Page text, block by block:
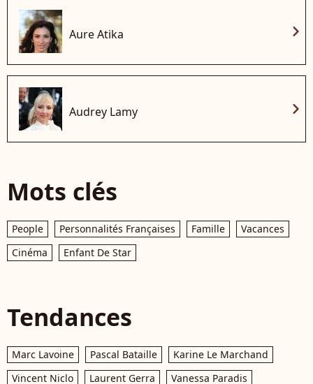
Aure Atika chevron_right
Audrey Lamy chevron_right
Mots clés
People Personnalités Françaises Famille
Vacances
Cinéma
Enfant De Star
Tendances
Marc Lavoine Pascal Bataille
Karine Le Marchand
Vincent Niclo
Laurent Gerra
Vanessa Paradis